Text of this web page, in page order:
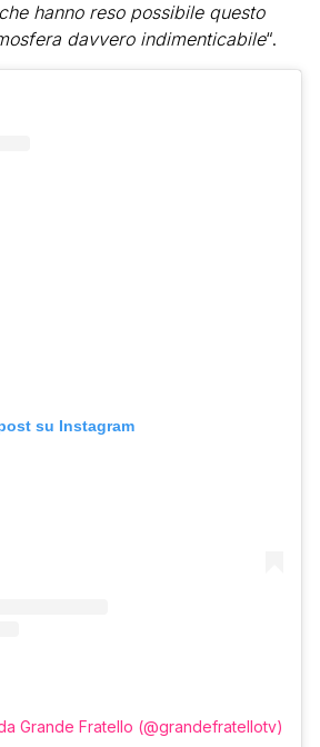
hanno reso possibile questo
davvero indimenticabile“.
su Instagram
Grande Fratello (@grandefratellotv)